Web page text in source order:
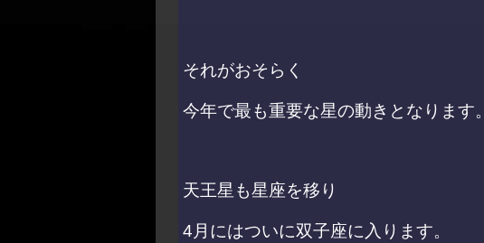
それがおそらく
今年で最も重要な星の動きとなります。
天王星も星座を移り
4月にはついに双子座に入ります。